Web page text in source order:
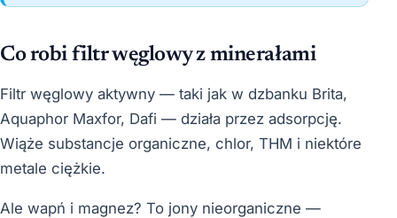
Co robi filtr węglowy z minerałami
Filtr węglowy aktywny — taki jak w dzbanku Brita,
Aquaphor Maxfor, Dafi — działa przez adsorpcję.
Wiąże substancje organiczne, chlor, THM i niektóre
metale ciężkie.
Ale wapń i magnez? To jony nieorganiczne —